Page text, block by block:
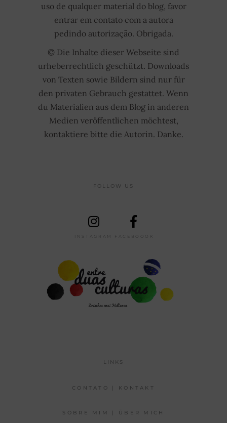
uso de qualquer material do blog, favor
entrar em contato com a autora
pedindo autorização. Obrigada.
© Die Inhalte dieser Webseite sind
urheberrechtlich geschützt. Downloads
von Texten sowie Bildern sind nur für
den privaten Gebrauch gestattet. Wenn
du Materialien aus dem Blog in anderen
Medien veröffentlichen möchtest,
kontaktiere bitte die Autorin. Danke.
FOLLOW US
INSTAGRAM FACEBOOOK
LINKS
CONTATO | KONTAKT
SOBRE MIM | ÜBER MICH